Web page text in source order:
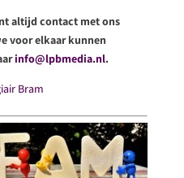
altijd contact met ons
voor elkaar kunnen
info@lpbmedia.nl.
Bram